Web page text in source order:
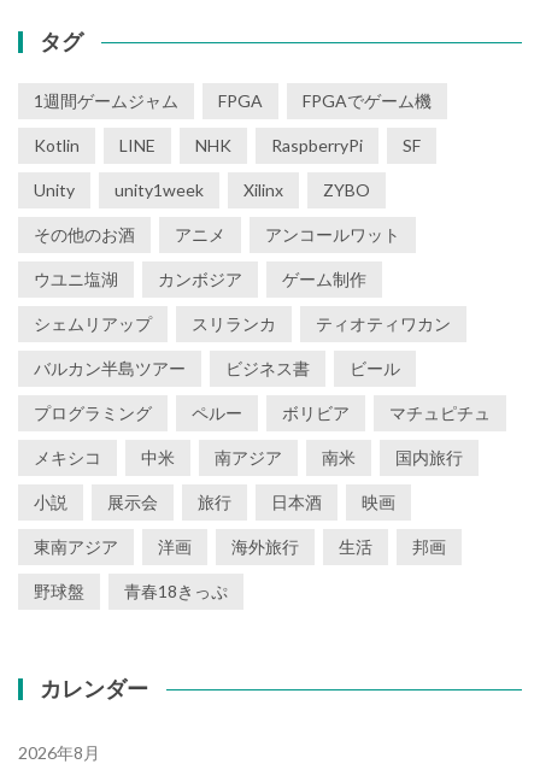
タグ
1週間ゲームジャム FPGA FPGAでゲーム機
Kotlin LINE NHK RaspberryPi SF
Unity unity1week Xilinx ZYBO
その他のお酒 アニメ アンコールワット
ウユニ塩湖 カンボジア ゲーム制作
シェムリアップ スリランカ ティオティワカン
バルカン半島ツアー ビジネス書 ビール
プログラミング ペルー ボリビア マチュピチュ
メキシコ 中米 南アジア 南米 国内旅行
小説 展示会 旅行 日本酒 映画
東南アジア 洋画 海外旅行 生活 邦画
野球盤 青春18きっぷ
カレンダー
2026年8月